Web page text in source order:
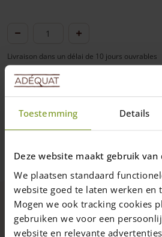
Toestemming Details
Deze website maakt gebruik van
We plaatsen standaard
website goed te laten werken en
Mogen we ook tracking cookies
gebruiken we voor een
website en relevante
quantité
Portail
rustique
angle
5
planches
double
Livraison dans un délai de 10 jours ouvrables
1.451,00€
Vous pouvez payer par carte
Livraison à domicile fiable
Frais de livraison de 49,50 €
Livraison par nos propres
Nos chauffeurs peuvent répondre
Description